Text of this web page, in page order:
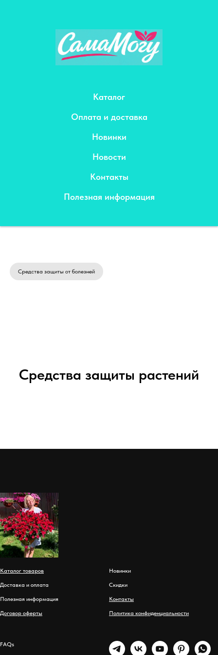
Каталог
Оплата и доставка
Новинки
Новости
Контакты
Полезная информация
Средства защиты от болезней
Средства защиты растений
Каталог товаров
Доставка и оплата
Полезная информация
Договор оферты
Новинки
Скидки
Контакты
Политика конфиденциальности
FAQs